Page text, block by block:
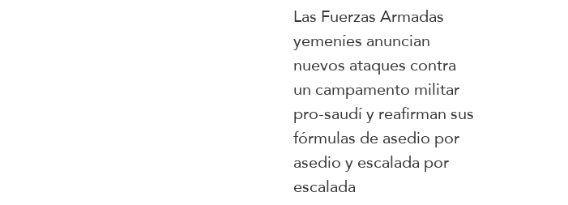
Las Fuerzas Armadas
yemeníes anuncian
nuevos ataques contra
un campamento militar
pro-saudí y reafirman sus
fórmulas de asedio por
asedio y escalada por
escalada